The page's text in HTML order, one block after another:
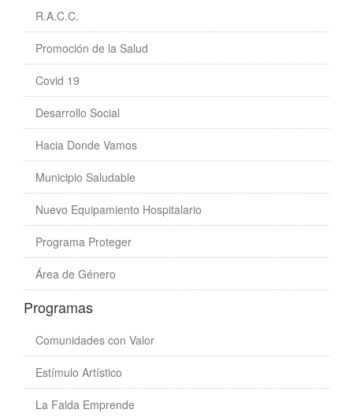
R.A.C.C.
Promoción de la Salud
Covid 19
Desarrollo Social
Hacia Donde Vamos
Municipio Saludable
Nuevo Equipamiento Hospitalario
Programa Proteger
Área de Género
Programas
Comunidades con Valor
Estímulo Artístico
La Falda Emprende